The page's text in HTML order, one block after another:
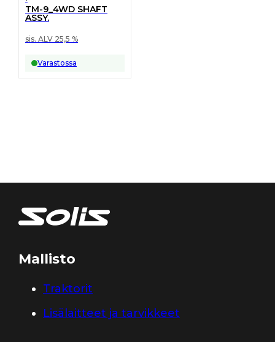
TM-9_4WD SHAFT
ASSY.
sis. ALV 25,5 %
Varastossa
Mallisto
Traktorit
Lisälaitteet ja tarvikkeet